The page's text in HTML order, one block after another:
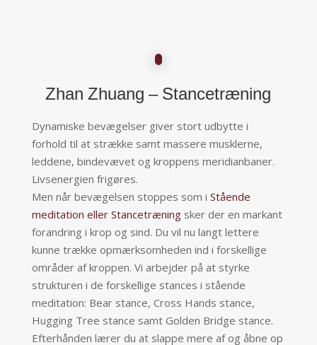
Zhan Zhuang – Stancetræning
Dynamiske bevægelser giver stort udbytte i
forhold til at strække samt massere musklerne,
leddene, bindevævet og kroppens meridianbaner.
Livsenergien frigøres.
Men når bevægelsen stoppes som i Stående
meditation eller Stancetræningsker der en markant
forandring i krop og sind. Du vil nu langt lettere
kunne trække opmærksomheden ind i forskellige
områder af kroppen. Vi arbejder på at styrke
strukturen i de forskellige stances i stående
meditation: Bear stance, Cross Hands stance,
Hugging Tree stance samt Golden Bridge stance.
Efterhånden lærer du at slappe mere af og åbne op